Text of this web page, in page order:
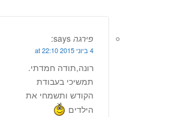
פירגה says:
4 ביוני 2015 at 22:10
רונה,תודה חמדתי.
תמשיכי בעבודת
הקודש ותשמחי את
הילדים